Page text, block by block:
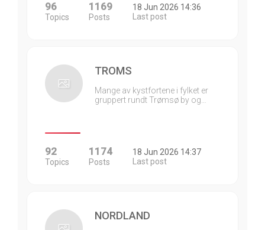
96
Topics
1169
Posts
18 Jun 2026 14:36
Last post
TROMS
Mange av kystfortene i fylket er
gruppert rundt Trømsø by og…
92
Topics
1174
Posts
18 Jun 2026 14:37
Last post
NORDLAND